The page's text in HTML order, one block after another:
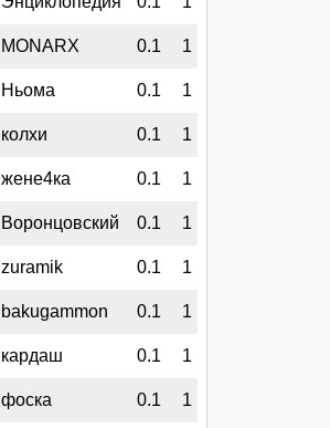
MONARX 0.1 1
Ньома 0.1 1
колхи 0.1 1
жене4ка 0.1 1
Воронцовский 0.1 1
zuramik 0.1 1
bakugammon 0.1 1
кардаш 0.1 1
фоска 0.1 1